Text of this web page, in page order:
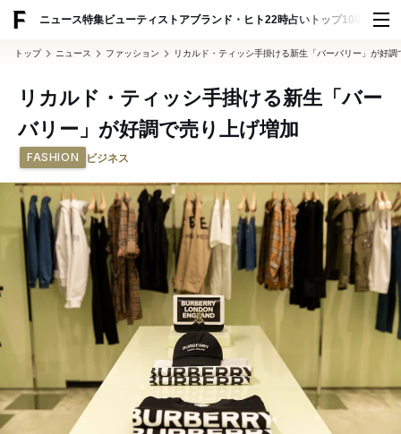
ニュース特集ビューティ ストアブランド・ヒト22時占い トップ100 スナッ
トップ ニュース ファッション リカルド・ティッシ手掛ける新生「バーバリー」が好調
リカルド・ティッシ手掛ける新生「バー
バリー」が好調で売り上げ増加
FASHION ビジネス